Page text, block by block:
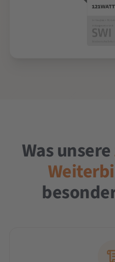
Was unsere